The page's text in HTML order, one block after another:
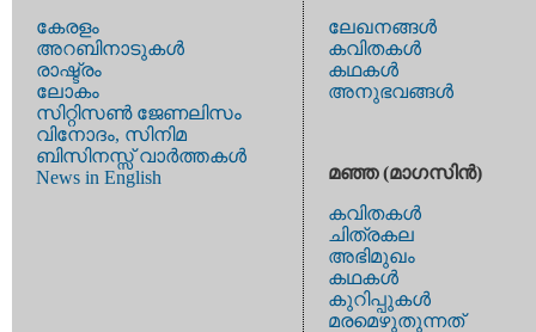
കേരളം
അറബിനാടുകള്‍
രാഷ്ട്രം
ലോകം
സിറ്റിസണ്‍ ജേണലിസം
വിനോദം, സിനിമ
ബിസിനസ്സ് വാര്‍ത്തകള്‍
News in English
ലേഖനങ്ങള്‍
കവിതകള്‍
കഥകള്‍
അനുഭവങ്ങള്‍
മഞ്ഞ (മാഗസിന്‍)
കവിതകള്‍
ചിത്രകല
അഭിമുഖം
കഥകള്‍
കുറിപ്പുകള്‍
മരമെഴുതുന്നത്